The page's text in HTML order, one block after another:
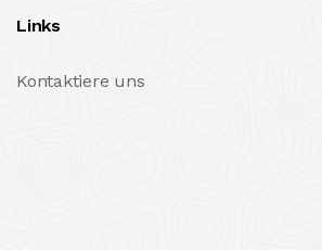
Links
Kontaktiere uns